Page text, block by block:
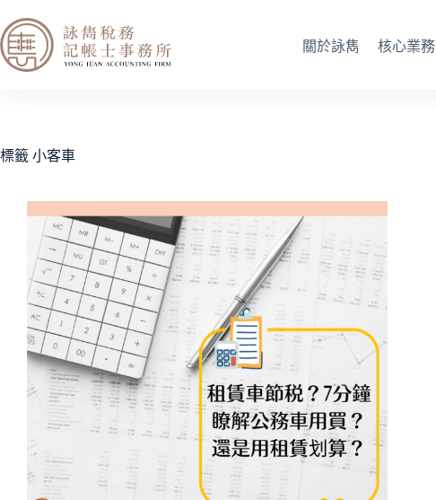
關於詠雋 核心業務
標籤 小客車